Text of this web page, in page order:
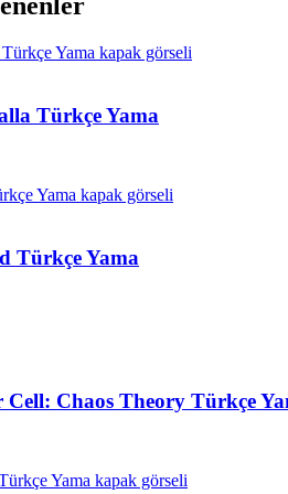
Türkçe Yama
Türkçe Yama
Chaos Theory Türkçe